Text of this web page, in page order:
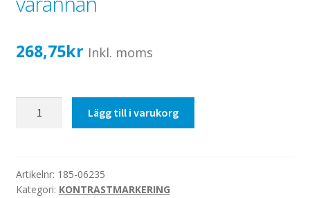
Sekretess/cookiespolicy; GDPR
Webbshop
268,75kr Inkl. moms
varannan
mängd
Lägg till i varukorg
Artikelnr: 185-06235
Kategori: KONTRASTMARKERING